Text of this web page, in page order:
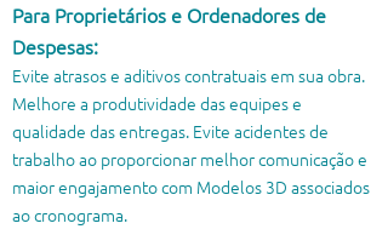
Para Proprietários e Ordenadores de
Despesas:​
Evite atrasos e aditivos contratuais em sua obra.
Melhore a produtividade das equipes e
qualidade das entregas. Evite acidentes de
trabalho ao proporcionar melhor comunicação e
maior engajamento com Modelos 3D associados
ao cronograma.